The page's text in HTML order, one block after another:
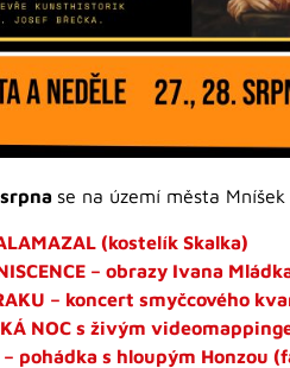
se na území města
(kostelík Skalka)
– obrazy Ivana
– koncert smyčcového
NOC s živým
– pohádka s hloupým Honzou